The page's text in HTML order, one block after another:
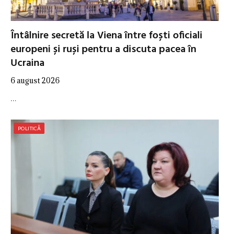
Întâlnire secretă la Viena între foști oficiali
europeni și ruși pentru a discuta pacea în
Ucraina
6 august 2026
…
POLITICĂ